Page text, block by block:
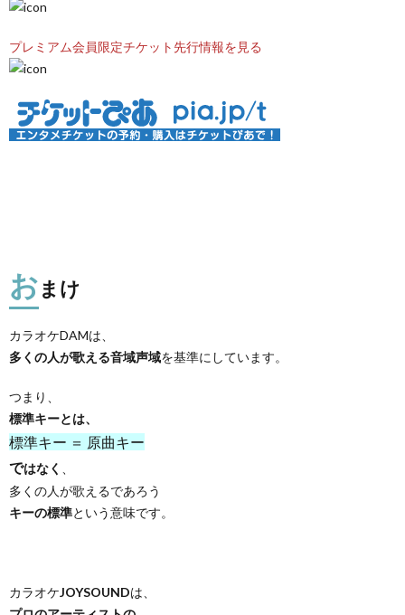
プレミアム会員限定チケット先行情報を見る
おまけ
カラオケDAMは、
多くの人が歌える音域声域を基準にしています。
つまり、
標準キーとは、
標準キー ＝ 原曲キー
ではなく
多くの人が歌えるであろう
キーの標準という意味です。
カラオケJOYSOUNDは、